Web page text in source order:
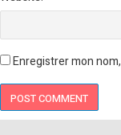
Enregistrer mon